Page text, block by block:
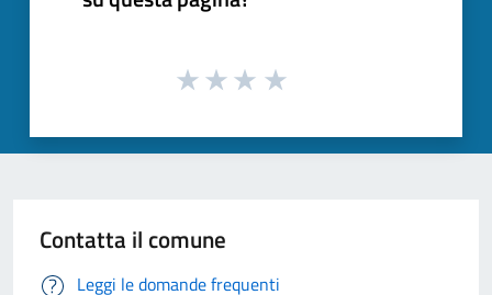
Contatta il comune
Leggi le domande frequenti